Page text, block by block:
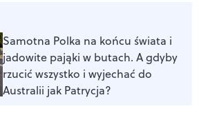
Samotna Polka na końcu świata i
jadowite pająki w butach. A gdyby
rzucić wszystko i wyjechać do
Australii jak Patrycja?